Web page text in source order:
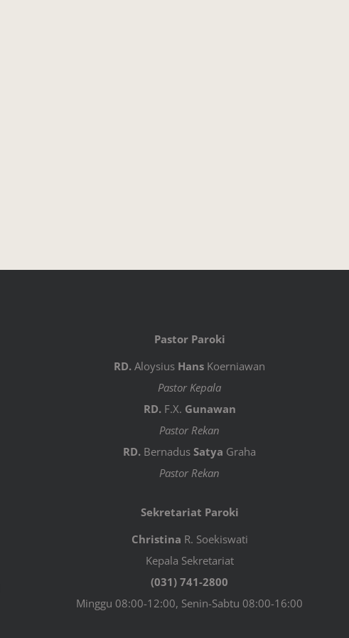
Pastor Paroki
RD. Aloysius Hans Koerniawan
Pastor Kepala
RD.F.X. Gunawan
Pastor Rekan
RD. BernadusSatya Graha
Pastor Rekan
Sekretariat Paroki
Christina R. Soekiswati
Kepala Sekretariat
(031) 741-2800
Minggu 08:00-12:00, Senin-Sabtu 08:00-16:00